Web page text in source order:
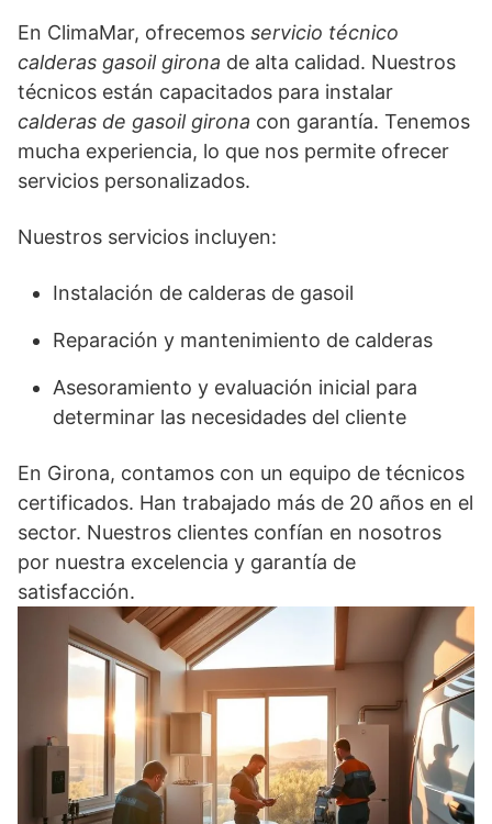
En ClimaMar, ofrecemos servicio técnico
calderas gasoil girona de alta calidad. Nuestros
técnicos están capacitados para instalar
calderas de gasoil girona con garantía. Tenemos
mucha experiencia, lo que nos permite ofrecer
servicios personalizados.
Nuestros servicios incluyen:
Instalación de calderas de gasoil
Reparación y mantenimiento de calderas
Asesoramiento y evaluación inicial para
determinar las necesidades del cliente
En Girona, contamos con un equipo de técnicos
certificados. Han trabajado más de 20 años en el
sector. Nuestros clientes confían en nosotros
por nuestra excelencia y garantía de
satisfacción.